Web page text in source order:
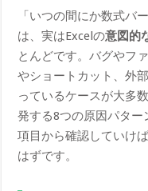
「いつの間にか数式バ
は、実はExcelの意図的
とんどです。バグやフ
やショートカット、外
っているケースが大多
発する8つの原因パタ
項目から確認していけ
はずです。